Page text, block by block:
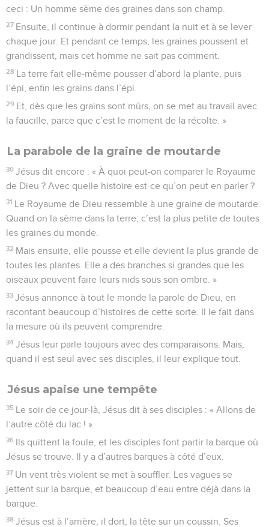
ceci : Un homme sème des graines dans son champ.
27 Ensuite, il continue à dormir pendant la nuit et à se lever
chaque jour. Et pendant ce temps, les graines poussent et
grandissent, mais cet homme ne sait pas comment.
28 La terre fait elle-même pousser d’abord la plante, puis
l’épi, enfin les grains dans l’épi.
29 Et, dès que les grains sont mûrs, on se met au travail avec
la faucille, parce que c’est le moment de la récolte. »
La parabole de la graine de moutarde
30 Jésus dit encore : « À quoi peut-on comparer le Royaume
de Dieu ? Avec quelle histoire est-ce qu’on peut en parler ?
31 Le Royaume de Dieu ressemble à une graine de moutarde.
Quand on la sème dans la terre, c’est la plus petite de toutes
les graines du monde.
32 Mais ensuite, elle pousse et elle devient la plus grande de
toutes les plantes. Elle a des branches si grandes que les
oiseaux peuvent faire leurs nids sous son ombre. »
33 Jésus annonce à tout le monde la parole de Dieu, en
racontant beaucoup d’histoires de cette sorte. Il le fait dans
la mesure où ils peuvent comprendre.
34 Jésus leur parle toujours avec des comparaisons. Mais,
quand il est seul avec ses disciples, il leur explique tout.
Jésus apaise une tempête
35 Le soir de ce jour-là, Jésus dit à ses disciples : « Allons de
l’autre côté du lac ! »
36 Ils quittent la foule, et les disciples font partir la barque où
Jésus se trouve. Il y a d’autres barques à côté d’eux.
37 Un vent très violent se met à souffler. Les vagues se
jettent sur la barque, et beaucoup d’eau entre déjà dans la
barque.
38 Jésus est à l’arrière, il dort, la tête sur un coussin. Ses